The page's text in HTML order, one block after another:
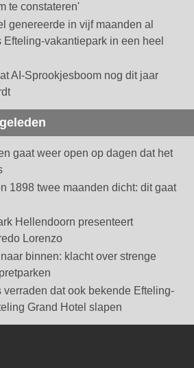
te constateren'
genereerde in vijf maanden al
vakantiepark in een heel
AI-Sprookjesboom nog dit jaar
gaat weer open op dagen dat het
1898 twee maanden dicht: dit gaat
Hellendoorn presenteert
Lorenzo
binnen: klacht over strenge
verraden dat ook bekende Efteling-
Grand Hotel slapen